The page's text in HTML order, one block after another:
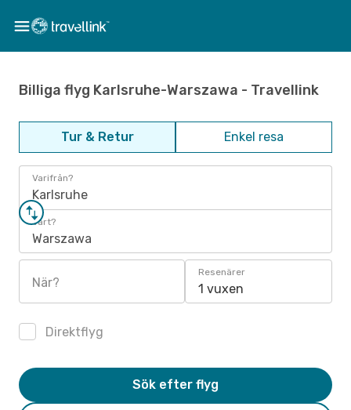
Billiga flyg Karlsruhe-Warszawa - Travellink
Tur & Retur Enkel resa
Varifrån?
Karlsruhe
Vart?
Warszawa
När?
Resenärer
1 vuxen
Direktflyg
Sök efter flyg